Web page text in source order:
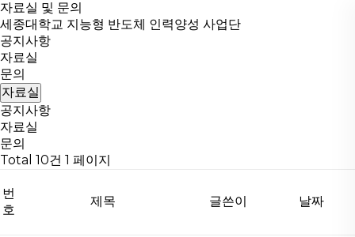
자료실 및 문의
세종대학교 지능형 반도체 인력양성 사업단
공지사항
자료실
문의
자료실
공지사항
자료실
문의
Total 10건 1 페이지
번
호
제목 글쓴이 날짜